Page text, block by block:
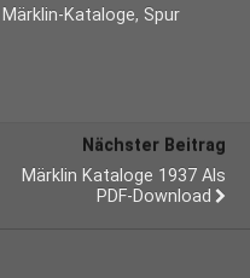
Märklin-Kataloge, Spur
Nächster Beitrag
Märklin Kataloge 1937 Als
PDF-Download